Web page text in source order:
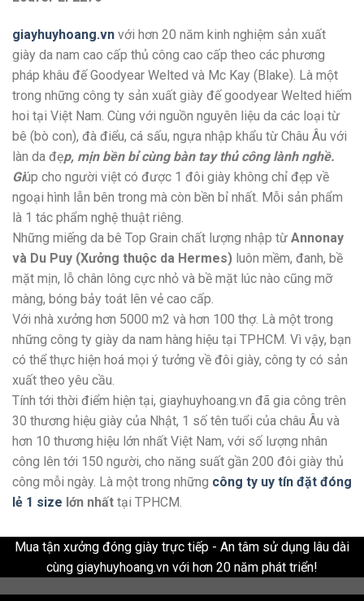
giayhuyhoang.vn với hơn 20 năm kinh nghiệm sản xuất
giày da nam cao cấp thủ công cao cấp theo các phương
pháp khâu đế Goodyear Welted và Mc Kay (Blake). Là một
trong những công ty sản xuất giày đế goodyear Welted hiếm
hoi tại Việt Nam. Cùng với nguồn nguyên liệu da các loại từ
bê (bò con), đà điểu, cá sấu, ngựa nhập khẩu từ Châu Âu với
làn da đẹp, mịn bền bỉ cùng bàn tay thủ công lành nghề.
Giúp cho người việt có được 1 đôi giày không chỉ đẹp về
ngoại hình lẫn bên trong mà còn bền bỉ nhất. Mỗi sản phẩm
là 1 tác phẩm nghệ thuật riêng.
Những miếng da bê Top Grain chất lượng nhập từ Annonay
và Du Puy (Xưởng thuộc da Hermes) luôn mềm, đanh, bề
mặt mịn, lỗ chân lông cực nhỏ và bề mặt lúc nào cũng mỡ
màng, bóng bảy toát lên vẻ cao cấp.
Với nhà xưởng hơn 5000 m2 và hơn 100 thợ. Là một trong
những công ty giày da nam hàng hiệu tại TPHCM. Vì vậy, bạn
có thể thực hiện hoá mọi ý tưởng về đôi giày, công ty có sản
xuất theo yêu cầu.
Tính tới thời điểm hiện tại, giayhuyhoang.vn đã gia công trên
30 thương hiệu giày của Nhật, 1 số tên tuổi của châu Âu và
hơn 10 thương hiệu lớn nhất Việt Nam, với số lượng nhân
công lên tới 150 người, cho năng suất gần 200 đôi giày thủ
công mỗi ngày. Là một trong những công ty uy tín đặt đóng
lẻ 1 size lớn nhất tại TPHCM.
Mua tận xưởng đóng giày trực tiếp - An tâm sử dụng lâu dài
cùng giayhuyhoang.vn với hơn 20 năm phát triển!